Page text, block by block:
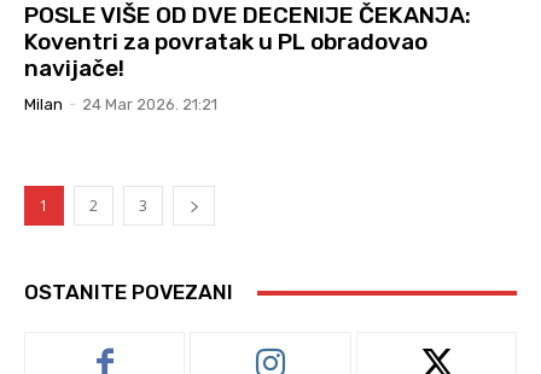
POSLE VIŠE OD DVE DECENIJE ČEKANJA:
Koventri za povratak u PL obradovao
navijače!
Milan - 24 Mar 2026. 21:21
1 2 3
OSTANITE POVEZANI